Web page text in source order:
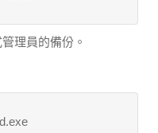
理員的備份。